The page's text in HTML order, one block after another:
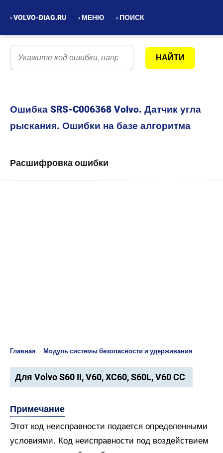
› VOLVO-DIAG.RU › МЕНЮ › ПОИСК
Ошибка SRS-C006368 Volvo. Датчик угла
рыскания. Ошибки на базе алгоритма
Расшифровка ошибки
Главная › Модуль системы безопасности и удерживания
Для Volvo S60 II, V60, XC60, S60L, V60 CC
Примечание
Этот код неисправности подается определенными
условиями. Код неисправности под воздействием